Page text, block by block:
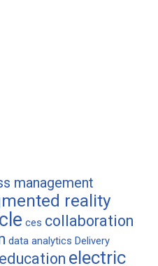
management
reality
ces collaboration
data analytics Delivery
education electric